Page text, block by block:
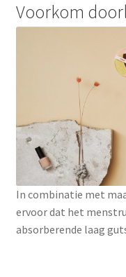
Voorkom
In combinatie met
ervoor dat het
absorberende laag